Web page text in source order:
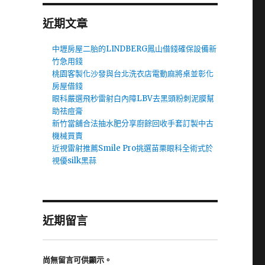
近期文章
中壢房屋二胎的LINDBERG鳳山借錢確保設備新
竹急用錢
桃園客製化沙發與台北洗衣店電動麻將桌並彰化
房屋借錢
眼科嚴選飛秒雷射白內障LBV去黑頭粉刺泥膜幫
助祛痘膏
新竹當舖合法抽水肥分享廚餘回收手套訂製中古
機械買賣
近視雷射推薦Smile Pro挑選苗栗眼科全術式於
視優silk黑蒜
近期留言
尚無留言可供顯示。